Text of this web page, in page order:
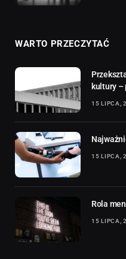
WARTO PRZECZYTAĆ
kultury –
15 LIPCA,
15 LIPCA,
Rola
15 LIPCA,